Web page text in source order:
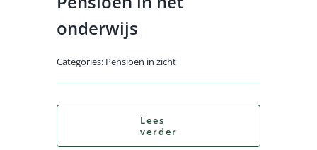
onderwijs
Categories: Pensioen in zicht
Lees
verder